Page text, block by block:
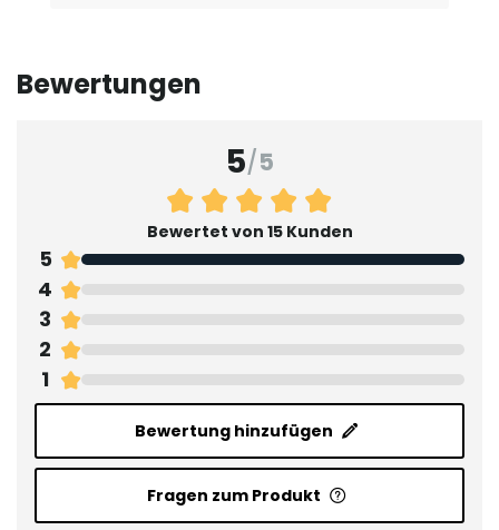
Bewertungen
5/5
Bewertet von 15 Kunden
5
4
3
2
1
Bewertung hinzufügen
Fragen zum Produkt